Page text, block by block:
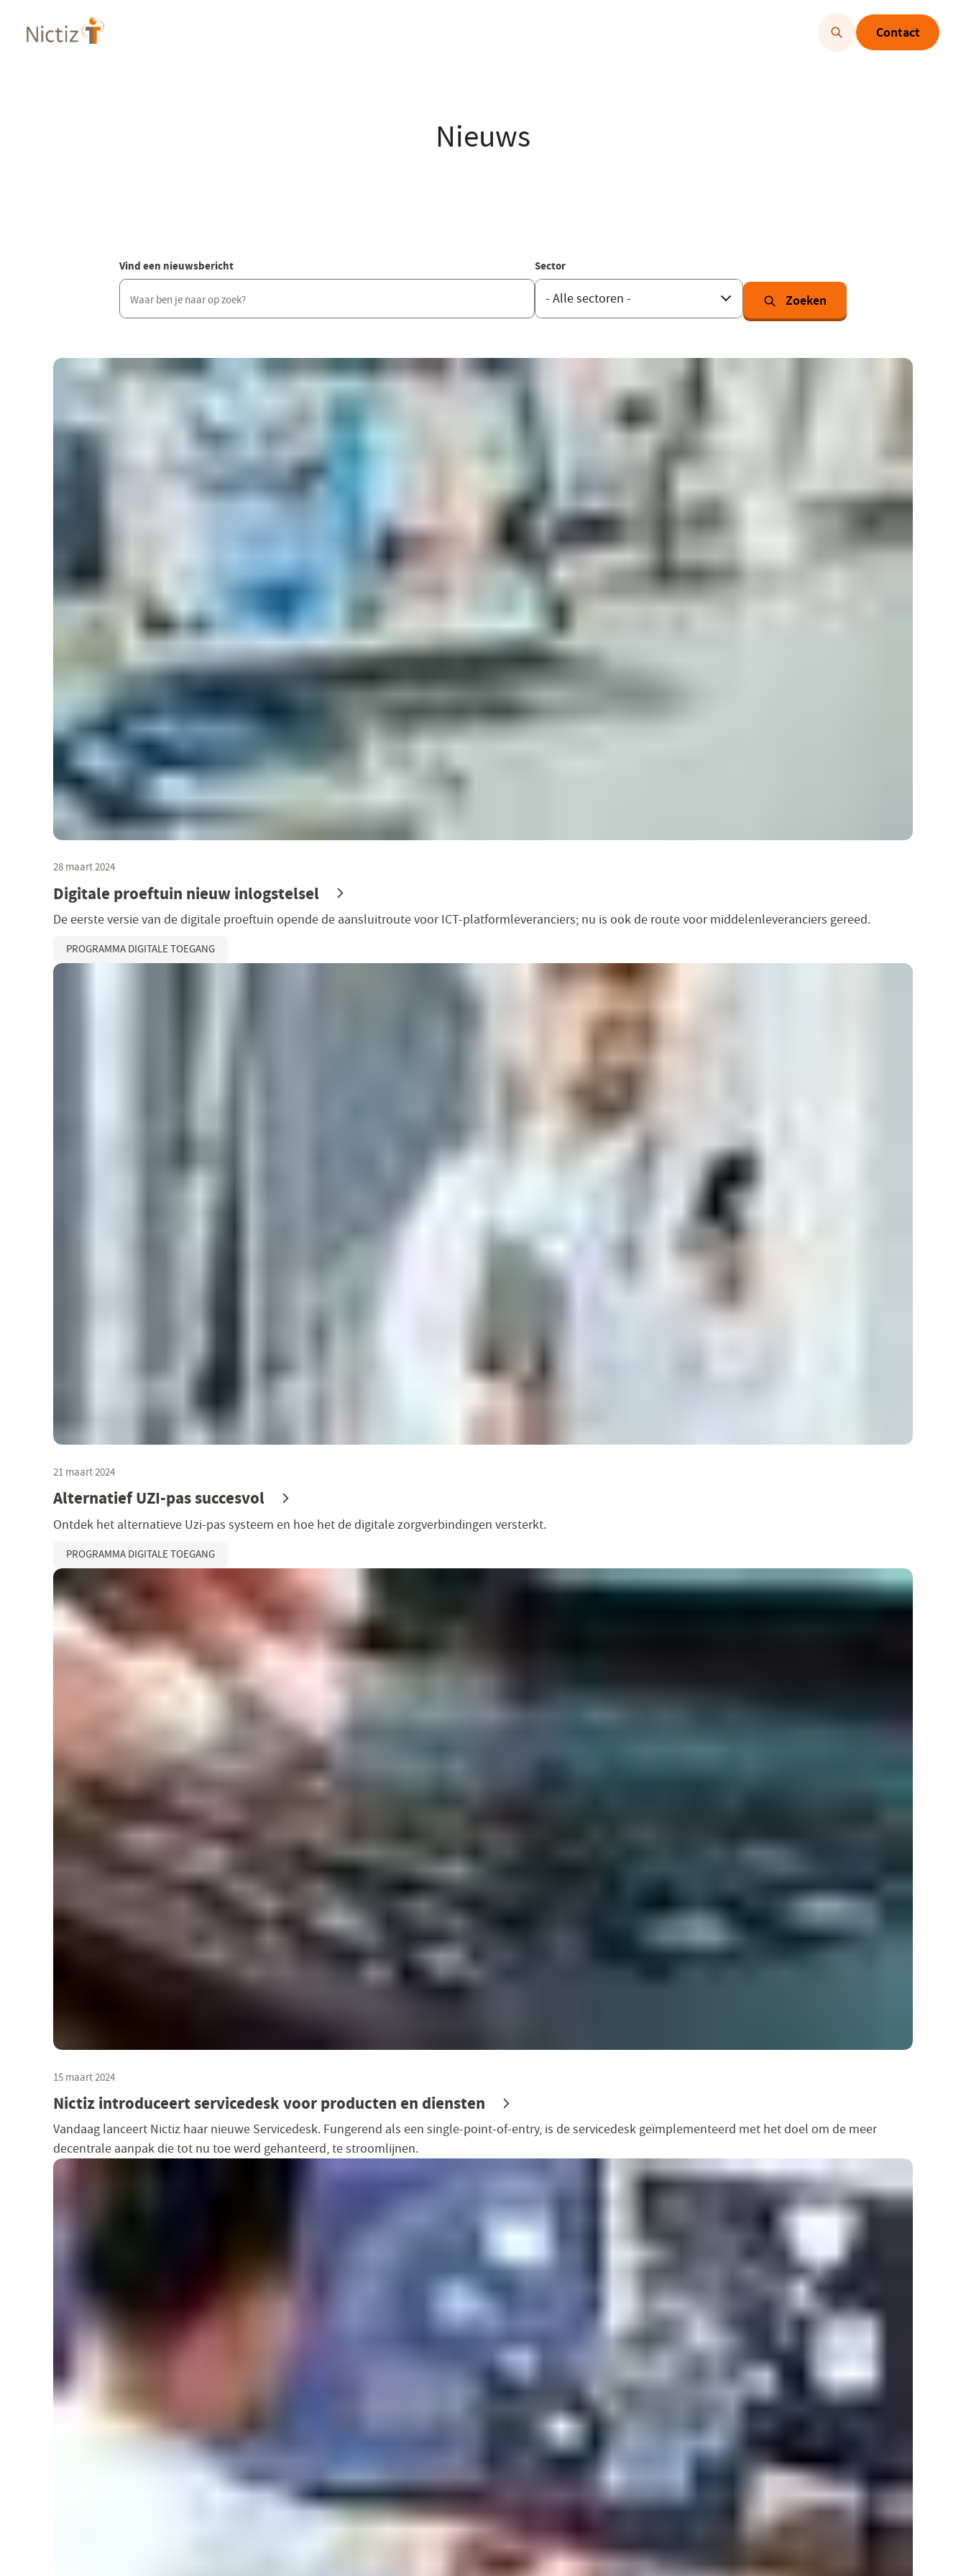
en
Contact
Nieuws
Vind een nieuwsbericht Sector
Zoeken
28 maart 2024
Digitale proeftuin nieuw inlogstelsel
De eerste versie van de digitale proeftuin opende de aansluitroute voor ICT-platformleveranciers; nu is ook de route voor middelenleveranciers gereed.
PROGRAMMA DIGITALE TOEGANG
21 maart 2024
Alternatief UZI-pas succesvol
Ontdek het alternatieve Uzi-pas systeem en hoe het de digitale zorgverbindingen versterkt.
PROGRAMMA DIGITALE TOEGANG
15 maart 2024
Nictiz introduceert servicedesk voor producten en diensten
Vandaag lanceert Nictiz haar nieuwe Servicedesk. Fungerend als een single-point-of-entry, is de servicedesk geïmplementeerd met het doel om de meer
decentrale aanpak die tot nu toe werd gehanteerd, te stroomlijnen.